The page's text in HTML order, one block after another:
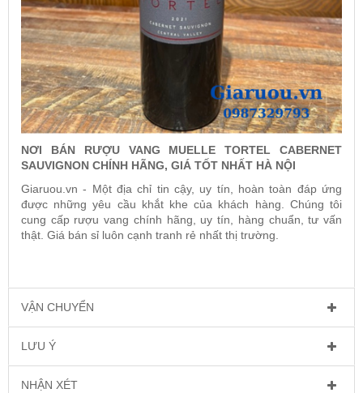
NƠI BÁN RƯỢU VANG MUELLE TORTEL CABERNET
SAUVIGNON CHÍNH HÃNG, GIÁ TỐT NHẤT HÀ NỘI
Giaruou.vn - Một địa chỉ tin cậy, uy tín, hoàn toàn đáp ứng
được những yêu cầu khắt khe của khách hàng. Chúng tôi
cung cấp rượu vang chính hãng, uy tín, hàng chuẩn, tư vấn
thật. Giá bán sỉ luôn cạnh tranh rẻ nhất thị trường.
VẬN CHUYỂN
LƯU Ý
NHẬN XÉT